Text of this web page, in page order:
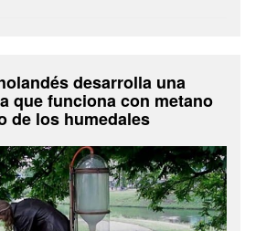
desarrolla una
que funciona con metano
de los humedales